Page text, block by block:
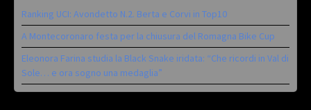
Ranking UCI: Avondetto N.2. Berta e Corvi in Top10
A Montecoronaro festa per la chiusura del Romagna Bike Cup
Eleonora Farina studia la Black Snake iridata: “Che ricordi in Val di
Sole… e ora sogno una medaglia”